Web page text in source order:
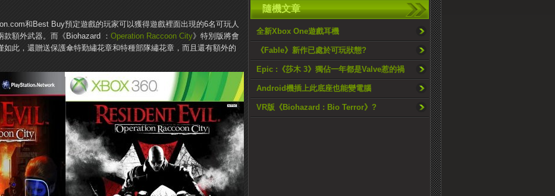
隨機文章
全新Xbox One遊戲耳機
《Fable》新作已處於可玩狀態?
Epic :《莎木 3》獨佔一年都是Valve惹的禍
Android機插上此底座也能變電腦
VR版《Biohazard : Bio Terror》?
和Best Buy預定遊戲的玩家可以獲得遊戲裡面出現的6名可玩人
額外武器。而《Biohazard ： Operation Raccoon City》特別版將會
此，還贈送保護傘特勤繡花章和特種部隊繡花章，而且還有額外的